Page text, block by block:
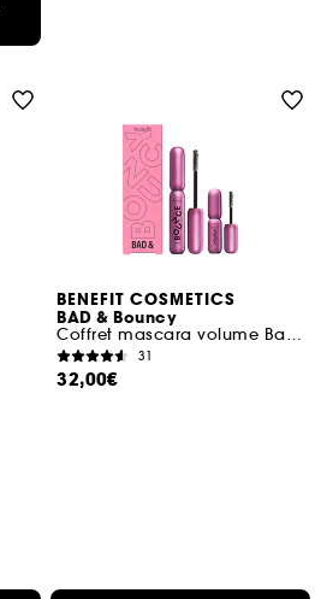
BENEFIT COSMETICS
BAD & Bouncy
Coffret mascara volume Badgal Bounce avec un mini gratuit
31
32,00€